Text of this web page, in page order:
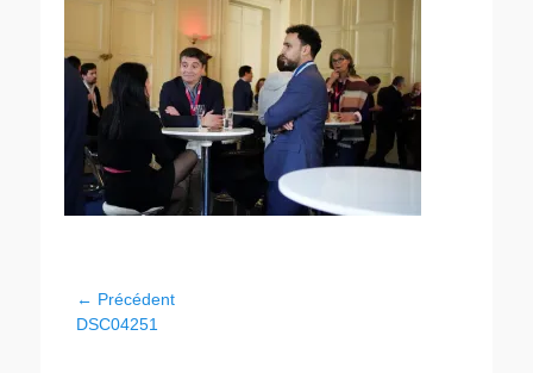
Navigation
de
← Précédent
Article
DSC04251